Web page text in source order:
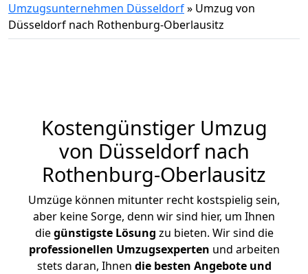
Umzugsunternehmen Düsseldorf» Umzug von
Düsseldorf nach Rothenburg-Oberlausitz
Kostengünstiger Umzug
von Düsseldorf nach
Rothenburg-Oberlausitz
Umzüge können mitunter recht kostspielig sein,
aber keine Sorge, denn wir sind hier, um Ihnen
diegünstigste Lösung zu bieten. Wir sind die
professionellen Umzugsexperten und arbeiten
stets daran, Ihnen die besten Angebote und